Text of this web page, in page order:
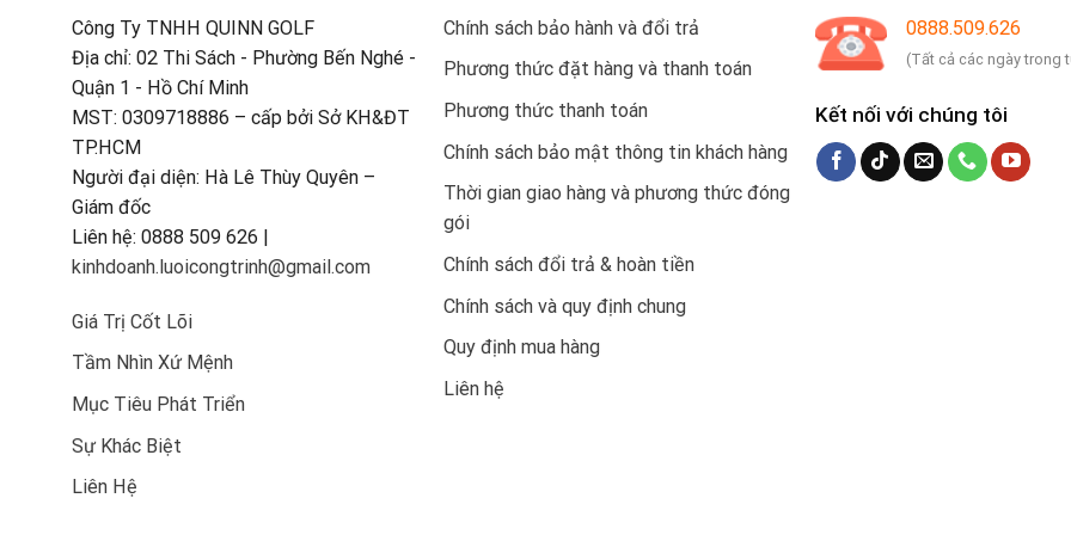
Công Ty TNHH QUINN GOLF
Địa chỉ: 02 Thi Sách - Phường Bến Nghé -
Quận 1 - Hồ Chí Minh
MST: 0309718886 – cấp bởi Sở KH&ĐT
TP.HCM
Người đại diện: Hà Lê Thùy Quyên –
Giám đốc
Liên hệ: 0888 509 626 |
kinhdoanh.luoicongtrinh@gmail.com
Giá Trị Cốt Lõi
Tầm Nhìn Xứ Mệnh
Mục Tiêu Phát Triển
Sự Khác Biệt
Liên Hệ
Chính sách bảo hành và đổi trả
Phương thức đặt hàng và thanh toán
Phương thức thanh toán
Chính sách bảo mật thông tin khách hàng
Thời gian giao hàng và phương thức đóng
gói
Chính sách đổi trả & hoàn tiền
Chính sách và quy định chung
Quy định mua hàng
Liên hệ
0888.509.626
(Tất cả các ngày trong
Kết nối với chúng tôi